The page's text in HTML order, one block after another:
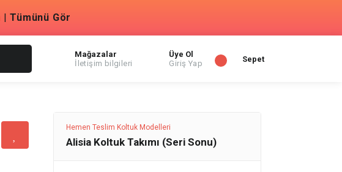
|Tümünü Gör
Mağazalar
İletişim bilgileri
Üye Ol
Giriş Yap
Sepet
Hemen Teslim Koltuk Modelleri
Alisia Koltuk Takımı (Seri Sonu)